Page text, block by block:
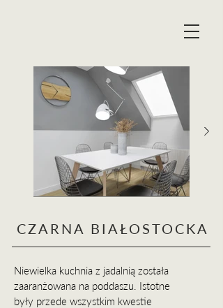
CZARNA BIAŁOSTOCKA
Niewielka kuchnia z jadalnią została
zaaranżowana na poddaszu. Istotne
były przede wszystkim kwestie